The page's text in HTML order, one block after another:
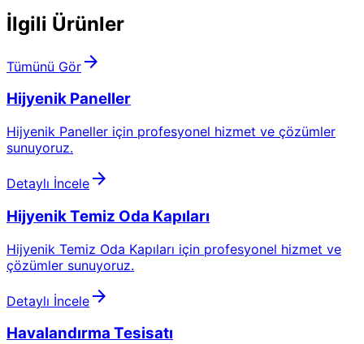
İlgili Ürünler
Tümünü Gör arrow_forward
Hijyenik Paneller
Hijyenik Paneller için profesyonel hizmet ve çözümler
sunuyoruz.
Detaylı İncele arrow_forward
Hijyenik Temiz Oda Kapıları
Hijyenik Temiz Oda Kapıları için profesyonel hizmet ve
çözümler sunuyoruz.
Detaylı İncele arrow_forward
Havalandırma Tesisatı